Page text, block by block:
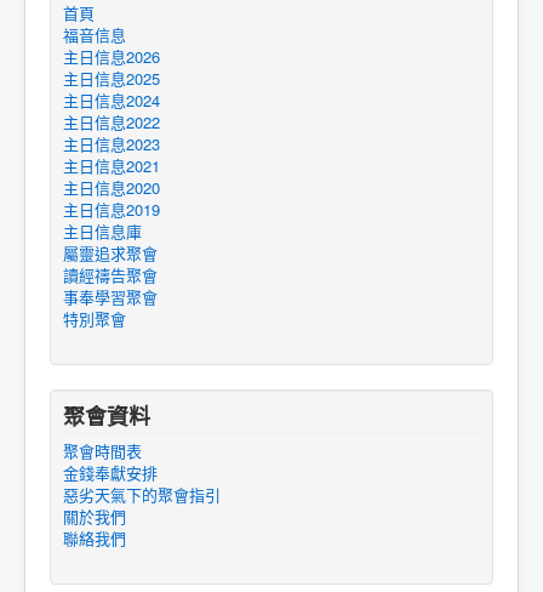
首頁
福音信息
主日信息2026
主日信息2025
主日信息2024
主日信息2022
主日信息2023
主日信息2021
主日信息2020
主日信息2019
主日信息庫
屬靈追求聚會
讀經禱告聚會
事奉學習聚會
特別聚會
聚會資料
聚會時間表
金錢奉獻安排
惡劣天氣下的聚會指引
關於我們
聯絡我們